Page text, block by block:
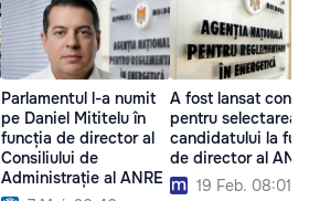
Parlamentul l-a numit
pe Daniel Mititelu în
funcția de director al
Consiliului de
Administrație al ANRE
A fost lansat
pentru selectarea
candidatului la
de director al
19 Feb. 08:01